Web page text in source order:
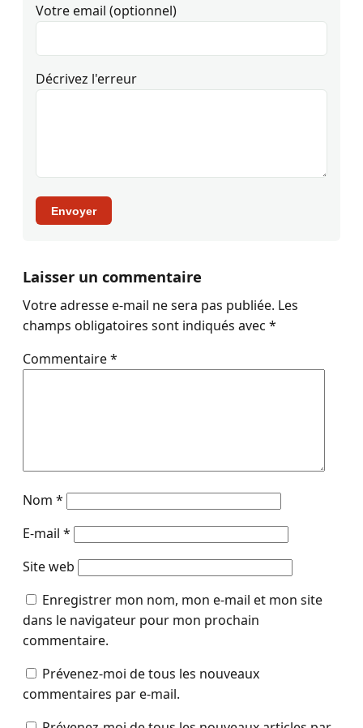
Votre email (optionnel)
Décrivez l'erreur
Envoyer
Laisser un commentaire
Votre adresse e-mail ne sera pas publiée. Les
champs obligatoires sont indiqués avec *
Commentaire*
Nom *
E-mail *
Site web
Enregistrer mon nom, mon e-mail et mon site
dans le navigateur pour mon prochain
commentaire.
Prévenez-moi de tous les nouveaux
commentaires par e-mail.